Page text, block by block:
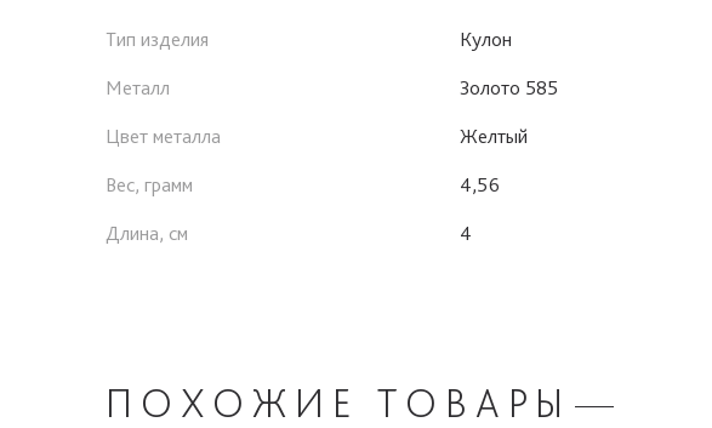
Тип изделия
Кулон
Металл
Золото 585
Цвет металла
Желтый
Вес, грамм
4,56
Длина, см
4
ПОХОЖИЕТОВАРЫ